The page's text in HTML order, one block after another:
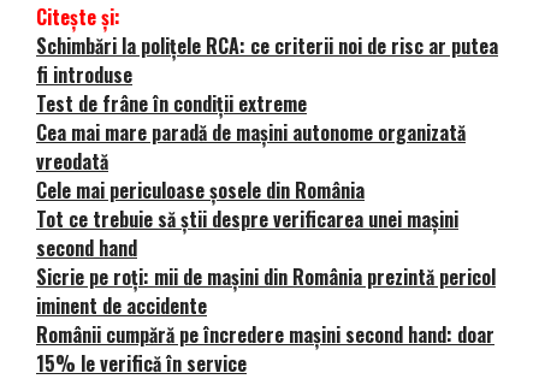
Citește și:
Schimbări la polițele RCA: ce criterii noi de risc ar putea
fi introduse
Test de frâne în condiții extreme
Cea mai mare paradă de mașini autonome organizată
vreodată
Cele mai periculoase șosele din România
Tot ce trebuie să știi despre verificarea unei mașini
second hand
Sicrie pe roți: mii de mașini din România prezintă pericol
iminent de accidente
Românii cumpără pe încredere mașini second hand: doar
15% le verifică în service